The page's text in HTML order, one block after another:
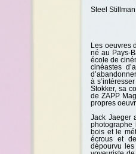
Steel Stillman
Les oeuvres
né au Pays-
école de
cinéastes
à
Stokker, sa
de ZAPP
propres
Jack Jaeger
photographe
bois et le
écrous et
dépourvu